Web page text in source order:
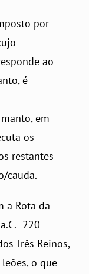
por
ao
é
em
os
restantes
cauda.
a Rota da
Três Reinos,
o que